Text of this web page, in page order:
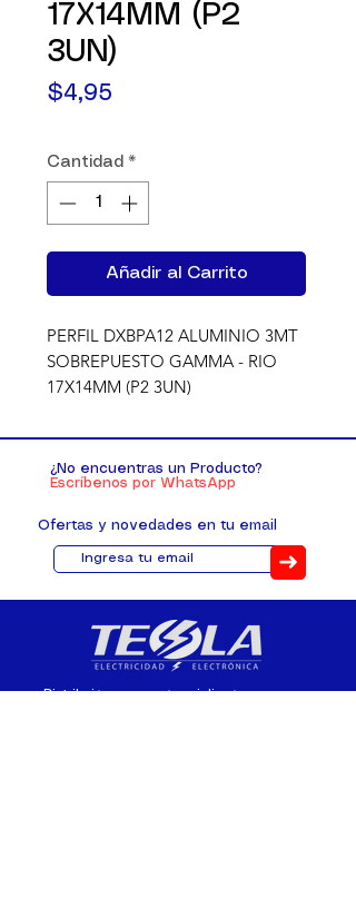
17X14MM (P2
3UN)
$4,95
Cantidad *
Añadir al Carrito
PERFIL DXBPA12 ALUMINIO 3MT
SOBREPUESTO GAMMA - RIO
17X14MM (P2 3UN)
¿No encuentras un Producto?
Escríbenos por WhatsApp
Ofertas y novedades en tu email
➜
Distribuimos, comercializamos y